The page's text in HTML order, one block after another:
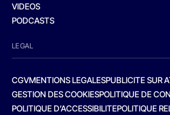
VIDEOS
PODCASTS
LEGAL
CGVMENTIONS LEGALESPUBLICITE SUR
GESTION DES COOKIESPOLITIQUE DE
POLITIQUE D’ACCESSIBILITEPOLITIQUE